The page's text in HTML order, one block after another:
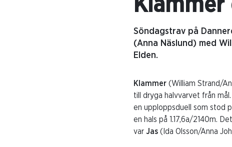
Söndagstrav på
(Anna Näslund) med
Elden.
Klammer (William Strand/
till dryga halvvarvet från
en upploppsduell som stod
en hals på 1.17,6a/2140m.
var Jas (Ida Olsson/Anna